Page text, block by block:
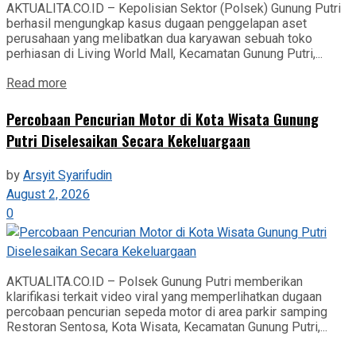
AKTUALITA.CO.ID – Kepolisian Sektor (Polsek) Gunung Putri
berhasil mengungkap kasus dugaan penggelapan aset
perusahaan yang melibatkan dua karyawan sebuah toko
perhiasan di Living World Mall, Kecamatan Gunung Putri,...
Read more
‎Percobaan Pencurian Motor di Kota Wisata Gunung
Putri Diselesaikan Secara Kekeluargaan
byArsyit Syarifudin
August 2, 2026
0
AKTUALITA.CO.ID – Polsek Gunung Putri memberikan
klarifikasi terkait video viral yang memperlihatkan dugaan
percobaan pencurian sepeda motor di area parkir samping
Restoran Sentosa, Kota Wisata, Kecamatan Gunung Putri,...